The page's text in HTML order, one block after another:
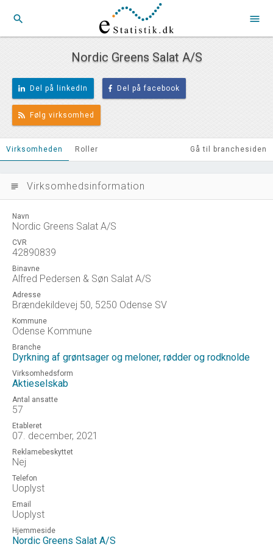
search menu
Nordic Greens Salat A/S
Del på linkedIn Del på facebook
Følg virksomhed
Virksomheden Roller Gå til branchesiden
subject Virksomhedsinformation
Navn
Nordic Greens Salat A/S
CVR
42890839
Binavne
Alfred Pedersen & Søn Salat A/S
Adresse
Brændekildevej 50, 5250 Odense SV
Kommune
Odense Kommune
Branche
Dyrkning af grøntsager og meloner, rødder og rodknolde
Virksomhedsform
Aktieselskab
Antal ansatte
57
Etableret
07. december, 2021
Reklamebeskyttet
Nej
Telefon
Uoplyst
Email
Uoplyst
Hjemmeside
Nordic Greens Salat A/S